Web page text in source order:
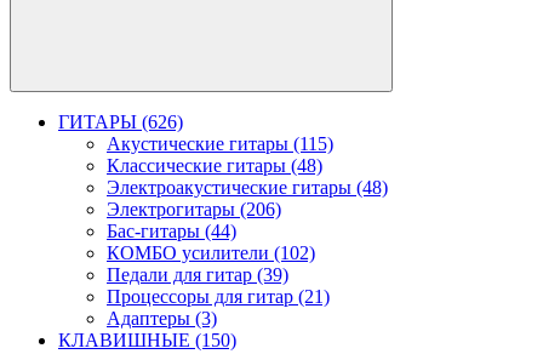
ГИТАРЫ (626)
Акустические гитары (115)
Классические гитары (48)
Электроакустические гитары (48)
Электрогитары (206)
Бас-гитары (44)
КОМБО усилители (102)
Педали для гитар (39)
Процессоры для гитар (21)
Адаптеры (3)
КЛАВИШНЫЕ (150)